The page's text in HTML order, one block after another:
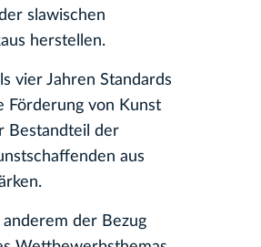
slawischen
herstellen.
vier Jahren Standards
Förderung von Kunst
Bestandteil der
aus
der Bezug